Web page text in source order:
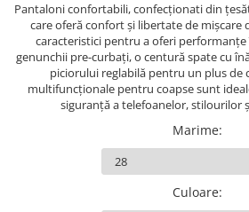
Accesorii rezistente la flacără
Combinezoane
Hanorace
Jachete
Pantaloni
îmbrăcăminte pentru damă
Pantaloni confortabili, confecționati din
care oferă confort și libertate de mișcare
caracteristici pentru a oferi
genunchii pre-curbați, o centură spate cu
piciorului reglabilă pentru un plus de
multifuncționale pentru coapse sunt
siguranță a telefoanelor, stilourilor
Marime:
Culoare: